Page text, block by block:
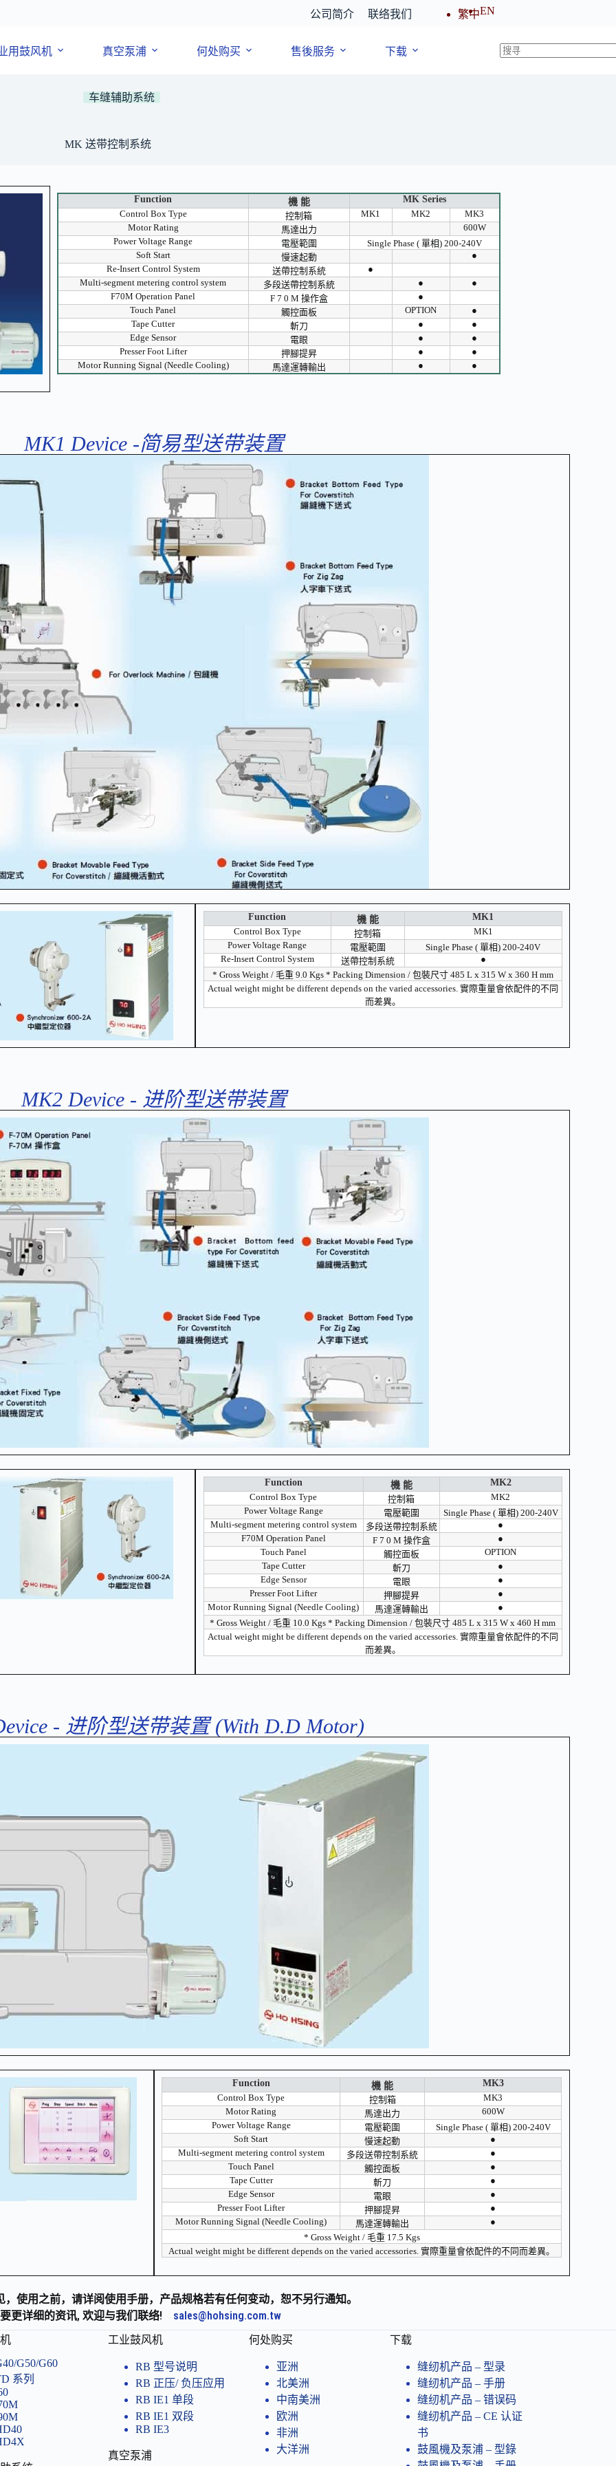
公司简介 联络我们 繁中EN
用鼓风机 真空泵浦 何处购买 售後服务 下载
车缝辅助系统
MK 送带控制系统
Function 機 能
MK Series
Control Box Type
控制箱 MK1 MK2
MK3
Motor Rating
馬達出力
600W
Power Voltage Range
電壓範圍
Single Phase ( 單相) 200-240V
Soft Start
慢速起動
●
Re-Insert Control System
送帶控制系統
●
Multi-segment metering control system
多段送帶控制系統 ●
●
F70M Operation Panel
F 7 0 M 操作盒
●
Touch Panel
觸控面板 OPTION
●
Tape Cutter
斬刀 ●
●
Edge Sensor
電眼 ●
●
Presser Foot Lifter
押腳提昇 ●
●
Motor Running Signal (Needle Cooling)
馬達運轉輸出 ● ●
MK1 Device -简易型送带装置
Function 機 能
MK1
Control Box Type
控制箱
MK1
Power Voltage Range
電壓範圍
Single Phase ( 單相) 200-240V
Re-Insert Control System
送帶控制系統
●
* Gross Weight / 毛重 9.0 Kgs * Packing Dimension / 包裝尺寸 485 L x 315 W x 360 H mm
Actual weight might be different depends on the varied accessories. 實際重量會依配件的不同
而差異。
MK2 Device - 进阶型送带装置
Function 機 能
MK2
Control Box Type
控制箱
MK2
Power Voltage Range
電壓範圍
Single Phase ( 單相) 200-240V
Multi-segment metering control system
多段送帶控制系統
●
F70M Operation Panel
F 7 0 M 操作盒
●
Touch Panel
觸控面板
OPTION
Tape Cutter
斬刀
●
Edge Sensor
電眼
●
Presser Foot Lifter
押腳提昇
●
Motor Running Signal (Needle Cooling)
馬達運轉輸出
●
* Gross Weight / 毛重 10.0 Kgs * Packing Dimension / 包裝尺寸 485 L x 315 W x 460 H mm
Actual weight might be different depends on the varied accessories. 實際重量會依配件的不同
而差異。
- 进阶型送带装置 (With D.D Motor)
Function 機 能
MK3
Control Box Type
控制箱
MK3
Motor Rating
馬達出力
600W
Power Voltage Range
電壓範圍
Single Phase ( 單相) 200-240V
Soft Start
慢速起動
●
Multi-segment metering control system
多段送帶控制系統
●
Touch Panel
觸控面板
●
Tape Cutter
斬刀
●
Edge Sensor
電眼
●
Presser Foot Lifter
押腳提昇
●
Motor Running Signal (Needle Cooling)
馬達運轉輸出
●
* Gross Weight / 毛重 17.5 Kgs
Actual weight might be different depends on the varied accessories. 實際重量會依配件的不同而差異。
，使用之前，请详阅使用手册，产品规格若有任何变动，恕不另行通知。
更详细的资讯, 欢迎与我们联络! sales@hohsing.com.tw
G50/G60
系列
工业鼓风机
RB 型号说明
RB 正压/ 负压应用
RB IE1 单段
RB IE1 双段
RB IE3
真空泵浦
何处购买
亚洲
北美洲
中南美洲
欧洲
非洲
大洋洲
下载
缝纫机产品 – 型录
缝纫机产品 – 手册
缝纫机产品 – 错误码
缝纫机产品​ – CE 认证
书
鼓風機及泵浦 – 型錄